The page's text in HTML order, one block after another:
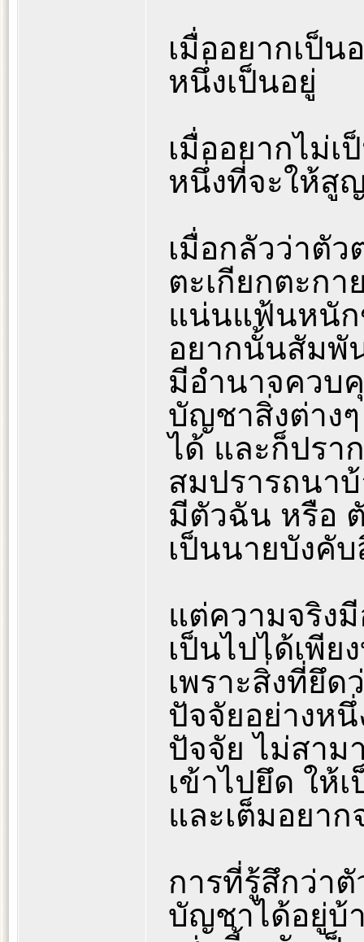
เมื่ออยากเป็
หนึ่งเป็นอยู่
เมื่ออยากไม่
หนึ่งที่จะให้สู
เมื่อกลัวว่าตั
ตะเกียกตะก
แน่นแฟ้นหนั
อยากนั้นสัมพั
มีอำนาจควบ
บัญชาสิ่งต่าง
ได้ และก็ปรา
สมปรารถนา
มีตัวฉัน หรือ
เป็นนายบังคั
แต่ความจริง
เป็นไปได้เพีย
เพราะสิ่งที่ยึด
ปัจจัยอย่างห
ปัจจัย ไม่สาม
เข้าไปยึด ให้
และเต็มอยาก
การที่รู้สึกว่า
บัญชาได้อยู่บ้